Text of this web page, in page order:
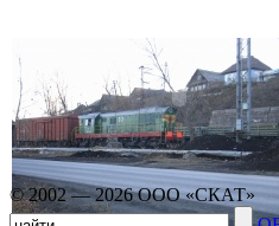
© 2002 — 2026 ООО «СКАТ»